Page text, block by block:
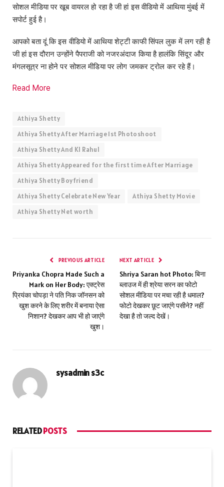
सोशल मीडिया पर खूब वायरल हो रहा है जी हां इस वीडियो में आथिया मुंबई में
सपोर्ट हुई है।
आपको बता दूं कि इस वीडियो में आथिया शेट्टी काफी सिंपल लुक में लग रही है
जी हां इस दौरान उन्होंने पैपराजी को नजरअंदाज किया है हालंकि सिंदूर और
मंगलसूत्र ना होने पर सोशल मीडिया पर लोग जमकर ट्रोल कर रहे हैं।
Read More
Athiya Shetty
Athiya Shetty After Marriage 1st Photoshoot
Athiya Shetty And Kl Rahul
Athiya Shetty Appeared for the first time After Marriage
Athiya Shetty Boyfriend
Athiya Shetty Celebrate New Year
Athiya Shetty Movie
Athiya Shetty Net worth
PREVIOUS ARTICLE
Priyanka Chopra Made Such a
Mark on Her Body: एक्ट्रेस
प्रियंका चोपड़ा ने पति निक जॉनसन को
खुश करने के लिए शरीर में बनाया ऐसा
निशान? देखकर आप भी हो जाएंगे
खुश।
NEXT ARTICLE
Shriya Saran hot Photo: बिना
ब्लाउज में ही श्रेया सरन का फोटो
सोशल मीडिया पर मचा रही है धमाल?
फोटो देखकर छूट जाएंगे पसीने? नहीं
देखा है तो जल्द देखें।
sysadmin s3c
RELATEDPOSTS